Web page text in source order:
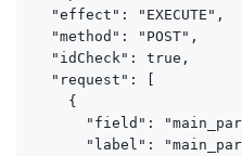
  "effect": "EXECUTE",
  "method": "POST",
  "idCheck": true,
  "request": [
    {
"field":
"label":